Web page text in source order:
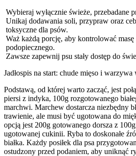
Wybieraj wyłącznie świeże, przebadane
Unikaj dodawania soli, przypraw oraz
toksyczne dla psów.
Waż każdą porcję, aby kontrolować masę
podopiecznego.
Zawsze zapewnij psu stały dostęp do
Jadłospis na start: chude mięso i
Podstawą, od której warto zacząć, jest
piersi z indyka, 100g rozgotowanego
marchwi. Marchew dostarcza niezbędny
trawienie, ale musi być ugotowana do
opcją jest 200g gotowanego dorsza z
ugotowanej cukinii. Ryba to doskonałe
białka. Każdy posiłek dla psa
ostudzony przed podaniem, aby uniknąć